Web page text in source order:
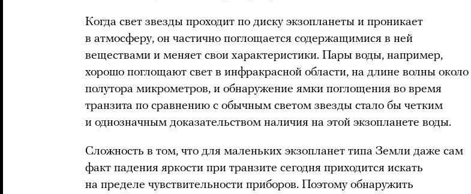
Когда свет звезды проходит по диску экзопланеты и проникает
в атмосферу, он частично поглощается содержащимися в ней
веществами и меняет свои характеристики. Пары воды, например,
хорошо поглощают свет в инфракрасной области, на длине волны около
полутора микрометров, и обнаружение ямки поглощения во время
транзита по сравнению с обычным светом звезды стало бы четким
и однозначным доказательством наличия на этой экзопланете воды.
Сложность в том, что для маленьких экзопланет типа Земли даже сам
факт падения яркости при транзите сегодня приходится искать
на пределе чувствительности приборов. Поэтому обнаружить